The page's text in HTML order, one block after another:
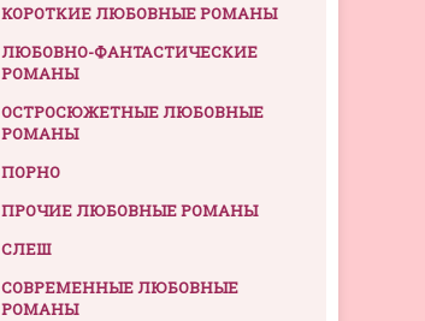
КОРОТКИЕ ЛЮБОВНЫЕ РОМАНЫ
ЛЮБОВНО-ФАНТАСТИЧЕСКИЕ
РОМАНЫ
ОСТРОСЮЖЕТНЫЕ ЛЮБОВНЫЕ
РОМАНЫ
ПОРНО
ПРОЧИЕ ЛЮБОВНЫЕ РОМАНЫ
СЛЕШ
СОВРЕМЕННЫЕ ЛЮБОВНЫЕ
РОМАНЫ